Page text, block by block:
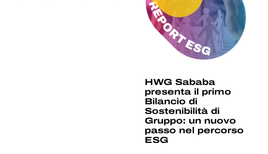
HWG Sababa
presenta il primo
Bilancio di
Sostenibilità di
Gruppo: un nuovo
passo nel percorso
ESG